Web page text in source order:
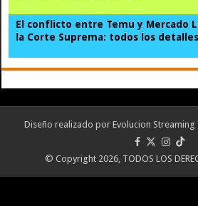
El conflicto entre Temu y Mercado
la Corte Suprema: todos los detalles
Diseño realizado por Evolucion
© Copyright 2026, TODOS LOS